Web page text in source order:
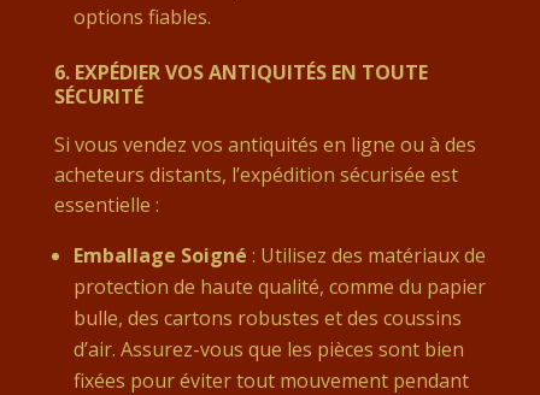
options fiables.
6. EXPÉDIER VOS ANTIQUITÉS EN TOUTE
SÉCURITÉ
Si vous vendez vos antiquités en ligne ou à des
acheteurs distants, l’expédition sécurisée est
essentielle :
Emballage Soigné : Utilisez des matériaux de
protection de haute qualité, comme du papier
bulle, des cartons robustes et des coussins
d’air. Assurez-vous que les pièces sont bien
fixées pour éviter tout mouvement pendant